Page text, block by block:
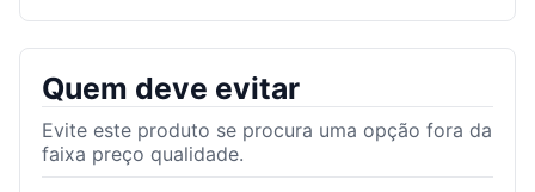
Quem deve evitar
Evite este produto se procura uma opção fora da
faixa preço qualidade.